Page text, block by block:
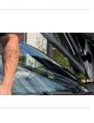
Eduart
publikon